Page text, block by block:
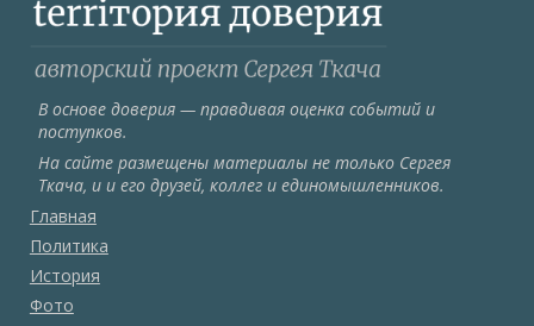
В основе доверия — правдивая оценка событий и
поступков.
На сайте размещены материалы не только Сергея
Ткача, и и его друзей, коллег и единомышленников.
Главная
Политика
История
Фото